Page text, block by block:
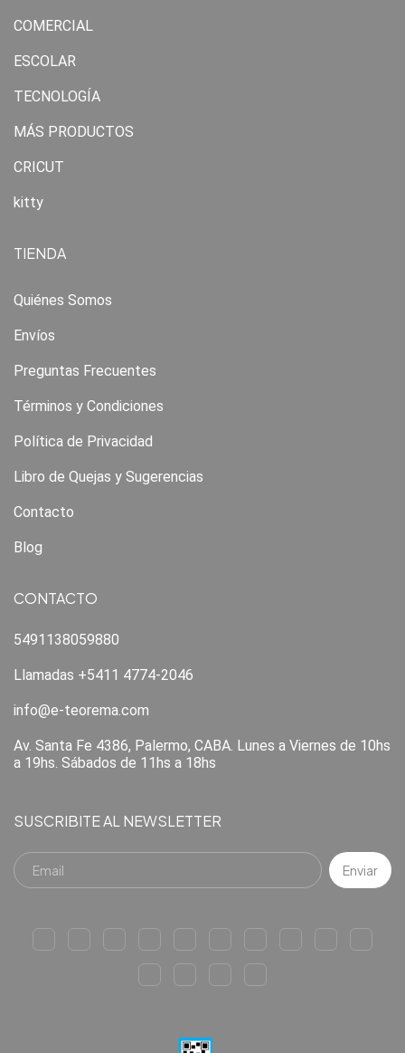
COMERCIAL
ESCOLAR
TECNOLOGÍA
MÁS PRODUCTOS
CRICUT
kitty
TIENDA
Quiénes Somos
Envíos
Preguntas Frecuentes
Términos y Condiciones
Política de Privacidad
Libro de Quejas y Sugerencias
Contacto
Blog
CONTACTO
5491138059880
Llamadas +5411 4774-2046
info@e-teorema.com
Av. Santa Fe 4386, Palermo, CABA. Lunes a Viernes de 10hs
a 19hs. Sábados de 11hs a 18hs
SUSCRIBITE AL NEWSLETTER